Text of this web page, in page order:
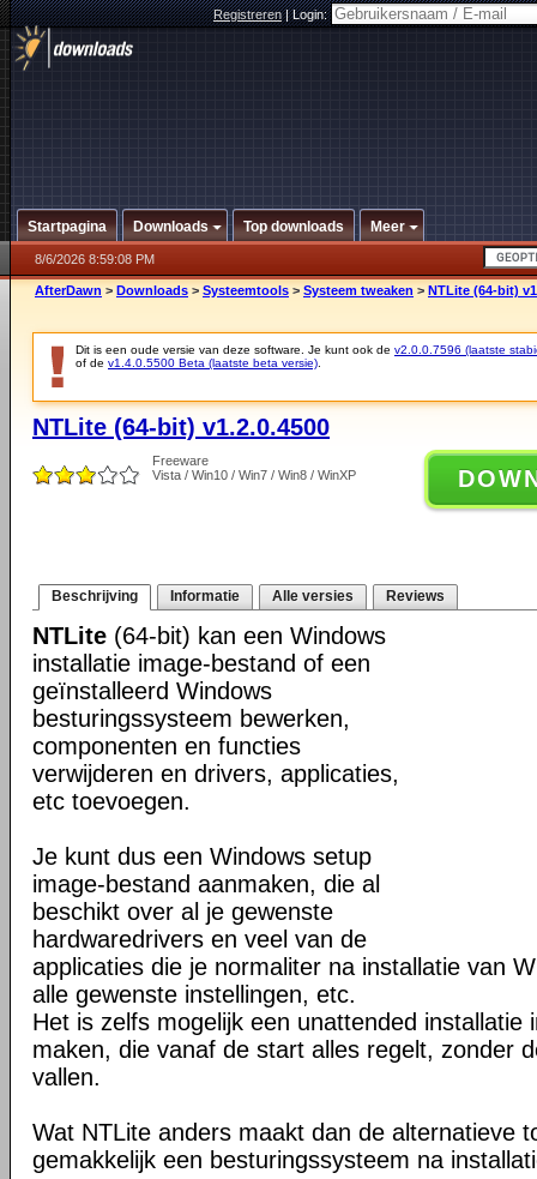
Registreren|Login:
Startpagina Downloads Top downloads Meer
8/6/2026 8:59:08 PM
AfterDawn > Downloads > Systeemtools > Systeem tweaken > NTLite (64-bit)
Dit is een oude versie van deze software. Je kunt ook de v2.0.0.7596 (laatste
of de v1.4.0.5500 Beta (laatste beta versie)
NTLite (64-bit) v1.2.0.4500
Freeware
Vista / Win10 / Win7 / Win8 / WinXP
Beschrijving Informatie Alle versies Reviews
NTLite (64-bit) kan een Windows
installatie image-bestand of een
geïnstalleerd Windows
besturingssysteem bewerken,
componenten en functies
verwijderen en drivers, applicaties,
etc toevoegen.
Je kunt dus een Windows setup
image-bestand aanmaken, die al
beschikt over al je gewenste
hardwaredrivers en veel van de
applicaties die je normaliter na installatie van
alle gewenste instellingen, etc.
Het is zelfs mogelijk een unattended installatie
maken, die vanaf de start alles regelt, zonder
vallen.
Wat NTLite anders maakt dan de alternatieve
gemakkelijk een besturingssysteem na